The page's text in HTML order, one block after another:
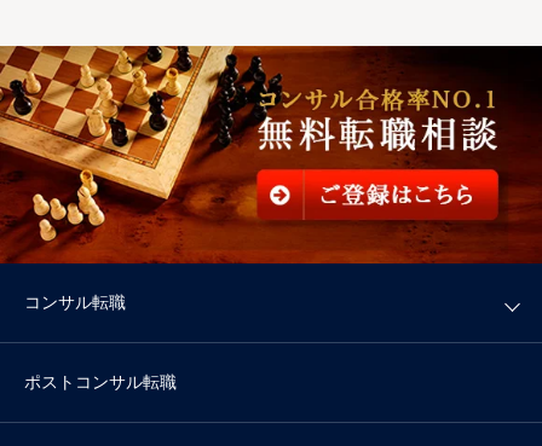
コンサル転職
ポストコンサル転職